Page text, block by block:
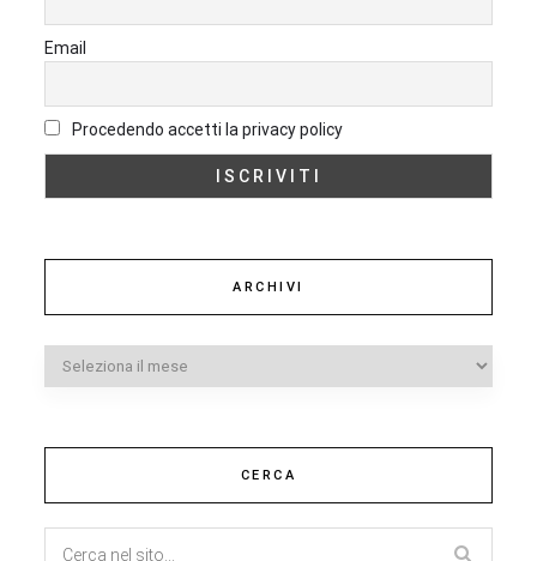
Email
Procedendo accetti la privacy policy
ARCHIVI
Archivi
CERCA